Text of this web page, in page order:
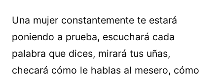
Una mujer constantemente te estará
poniendo a prueba, escuchará cada
palabra que dices, mirará tus uñas,
checará cómo le hablas al mesero, cómo